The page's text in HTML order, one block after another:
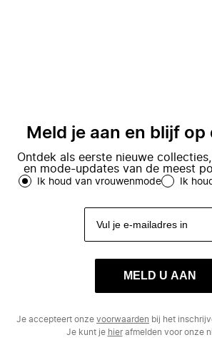
Meld je aan en blijf
Ontdek als eerste nieuwe
en mode-updates van de meest
Ik houd van vrouwenmode Ik
MELD U AAN
Je accepteert onze voorwaarden bij het
Je kunt je hierafmelden voor onze